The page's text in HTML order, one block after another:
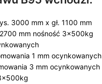
3000 mm x gł. 1100 mm
mm nośność 3x500kg
1 mm ocynkowanych
3 mm ocynkowanych